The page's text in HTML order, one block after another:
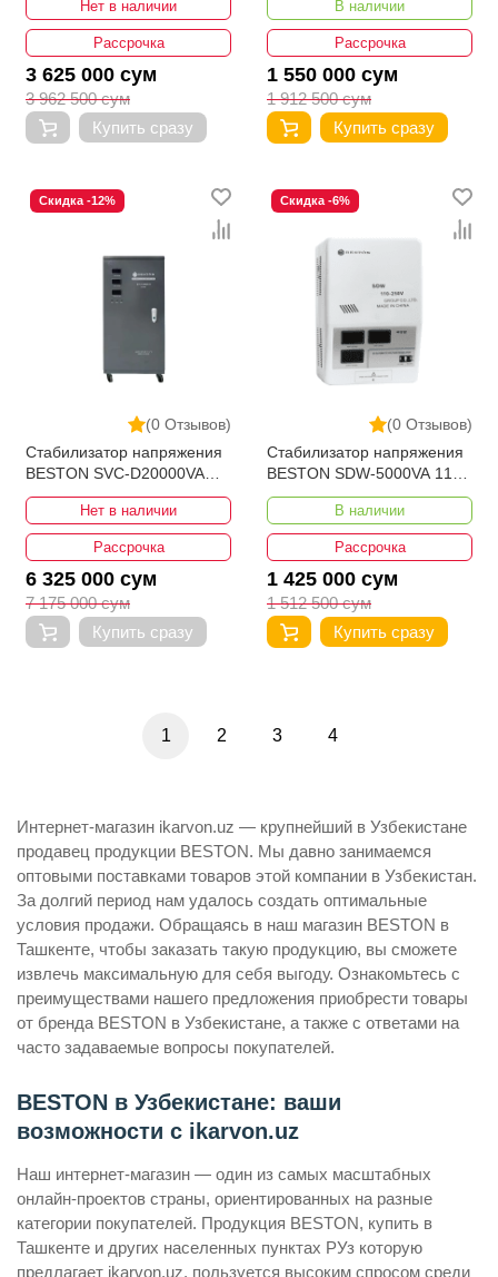
Нет в наличии
Рассрочка
3 625 000 сум
3 962 500 сум
Купить сразу
В наличии
Рассрочка
1 550 000 сум
1 912 500 сум
Купить сразу
(0 Отзывов)
Скидка -12%
Стабилизатор напряжения
BESTON SVC-D20000VA
80-250V Bypass
Нет в наличии
Рассрочка
6 325 000 сум
7 175 000 сум
Купить сразу
(0 Отзывов)
Скидка -6%
Стабилизатор напряжения
BESTON SDW-5000VA 110-
250V
В наличии
Рассрочка
1 425 000 сум
1 512 500 сум
Купить сразу
1 2 3 4
Интернет-магазин ikarvon.uz — крупнейший в Узбекистане
продавец продукции BESTON. Мы давно занимаемся
оптовыми поставками товаров этой компании в Узбекистан.
За долгий период нам удалось создать оптимальные
условия продажи. Обращаясь в наш магазин BESTON в
Ташкенте, чтобы заказать такую продукцию, вы сможете
извлечь максимальную для себя выгоду. Ознакомьтесь с
преимуществами нашего предложения приобрести товары
от бренда BESTON в Узбекистане, а также с ответами на
часто задаваемые вопросы покупателей.
BESTON в Узбекистане: ваши
возможности с ikarvon.uz
Наш интернет-магазин — один из самых масштабных
онлайн-проектов страны, ориентированных на разные
категории покупателей. Продукция BESTON, купить в
Ташкенте и других населенных пунктах РУз которую
предлагает ikarvon.uz, пользуется высоким спросом среди